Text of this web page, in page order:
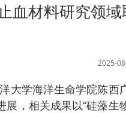
血材料研究领域
2025-
大学海洋生命学院陈西
，相关成果以“硅藻生